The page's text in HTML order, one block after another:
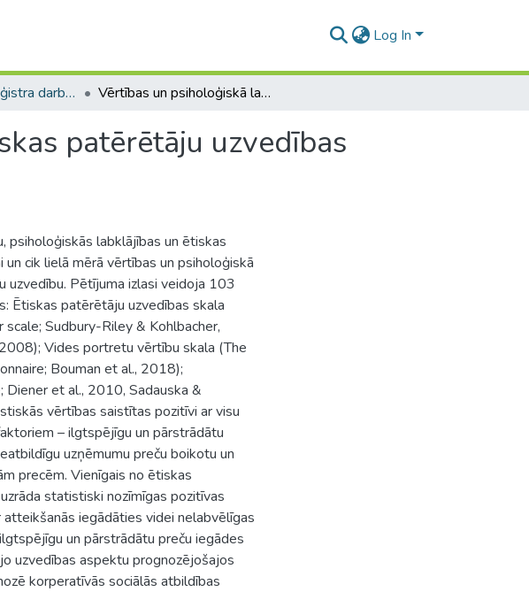
Log In
Bakalaura un maģistra darbi (PPMF) / Bachelor's and Master's theses Vērtības un psiholoģiskā labklājība kā ētiskas patērētāju uzvedības prognozētāji
patērētāju uzvedības
psiholoģiskās labklājības un ētiskas
cik lielā mērā vērtības un psiholoģiskā
Pētījuma izlasi veidoja 103
Ētiskas patērētāju uzvedības skala
Sudbury-Riley & Kohlbacher,
Vides portretu vērtību skala (The
Bouman et al., 2018);
Diener et al., 2010, Sadauska &
vērtības saistītas pozitīvi ar visu
– ilgtspējīgu un pārstrādātu
uzņēmumu preču boikotu un
precēm. Vienīgais no ētiskas
statistiski nozīmīgas pozitīvas
iegādāties videi nelabvēlīgas
un pārstrādātu preču iegādes
uzvedības aspektu prognozējošajos
korperatīvās sociālās atbildības